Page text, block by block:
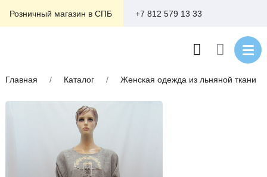
Розничный магазин в СПБ +7 812 579 13 33
Главная / Каталог / Женская одежда из льняной ткани